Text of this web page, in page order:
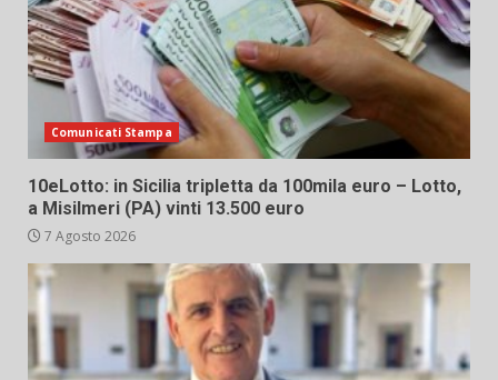
Comunicati Stampa
10eLotto: in Sicilia tripletta da 100mila euro – Lotto,
a Misilmeri (PA) vinti 13.500 euro
7 Agosto 2026